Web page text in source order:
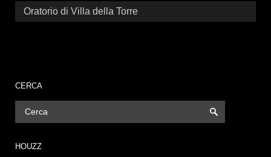
Oratorio di Villa della Torre
CERCA
HOUZZ